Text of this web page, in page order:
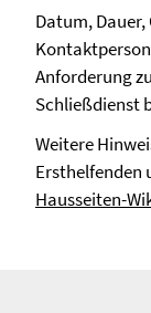
Datum,
Anforderung
Schließdienst
Weitere
Ersthelfenden
Hausseiten-